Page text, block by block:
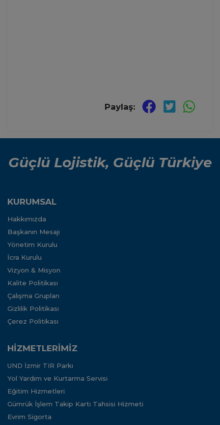
Paylaş:
Güçlü Lojistik, Güçlü Türkiye
KURUMSAL
Hakkımızda
Başkanın Mesajı
Yönetim Kurulu
İcra Kurulu
Vizyon & Misyon
Kalite Politikası
Çalışma Grupları
Gizlilik Politikası
Çerez Politikası
HİZMETLERİMİZ
UND İzmir TIR Parkı
Yol Yardım ve Kurtarma Servisi
Eğitim Hizmetleri
Gümrük İşlem Takip Kartı Tahsisi Hizmeti
Evrim Sigorta